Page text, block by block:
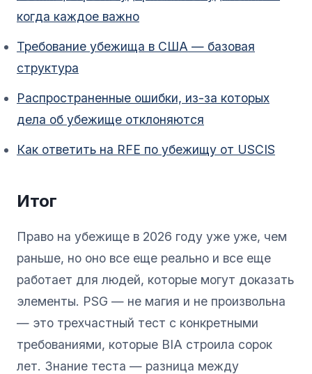
когда каждое важно
Требование убежища в США — базовая
структура
Распространенные ошибки, из-за которых
дела об убежище отклоняются
Как ответить на RFE по убежищу от USCIS
Итог
Право на убежище в 2026 году уже уже, чем
раньше, но оно все еще реально и все еще
работает для людей, которые могут доказать
элементы. PSG — не магия и не произвольна
— это трехчастный тест с конкретными
требованиями, которые BIA строила сорок
лет. Знание теста — разница между